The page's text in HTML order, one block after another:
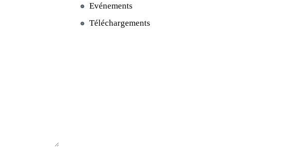
Evénements
Téléchargements